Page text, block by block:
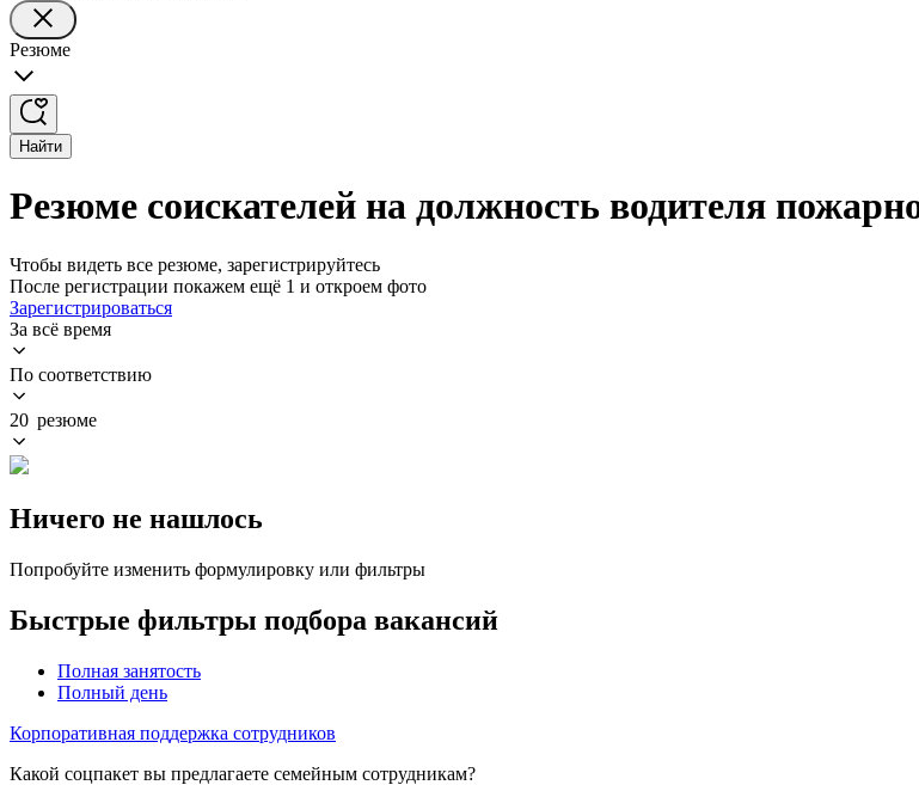
Резюме
Найти
Резюме соискателей на должность водителя
Чтобы видеть все резюме, зарегистрируйтесь
После регистрации покажем ещё 1 и откроем фото
Зарегистрироваться
За всё время
По соответствию
20 резюме
Ничего не нашлось
Попробуйте изменить формулировку или фильтры
Быстрые фильтры подбора вакансий
Полная занятость
Полный день
Корпоративная поддержка сотрудников
Какой соцпакет вы предлагаете семейным сотрудникам?